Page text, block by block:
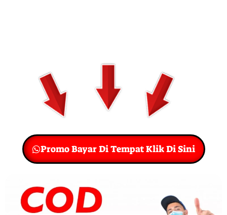
Promo Bayar Di Tempat Klik Di Sini